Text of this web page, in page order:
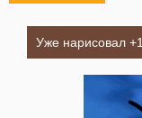
Уже нарисовал +1